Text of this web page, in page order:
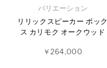
バリエーション
リリックスピーカー ボック
ス カリモク オークウッド
￥264,000